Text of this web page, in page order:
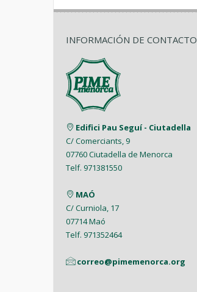
INFORMACIÓN DE CONTACTO
Edifici Pau Seguí - Ciutadella
C/ Comerciants, 9
07760 Ciutadella de Menorca
Telf. 971381550
MAÓ
C/ Curniola, 17
07714 Maó
Telf. 971352464
correo@pimemenorca.org